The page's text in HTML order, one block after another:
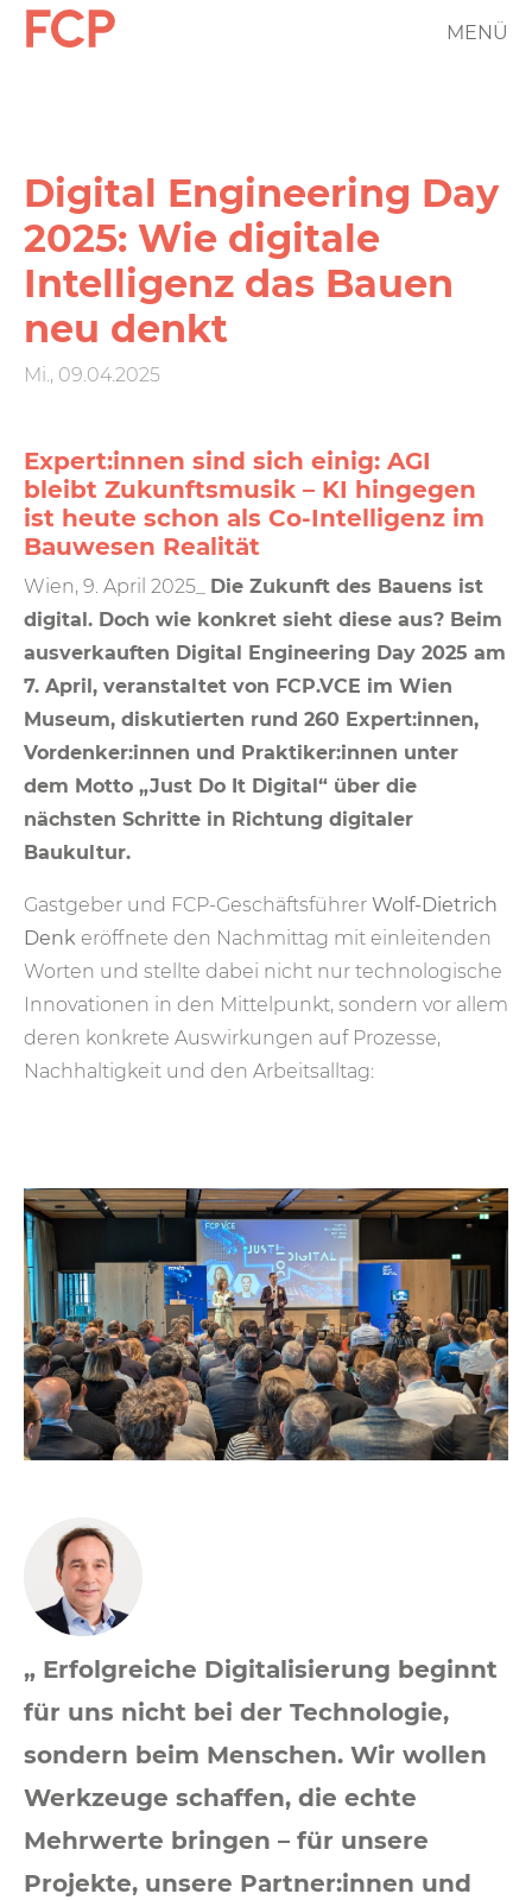
Direkt
zumFCP
Logo
MENÜ
Digital Engineering Day
2025: Wie digitale
Intelligenz das Bauen
neu denkt
Mi., 09.04.2025
Expert:innen sind sich einig: AGI
bleibt Zukunftsmusik – KI hingegen
ist heute schon als Co-Intelligenz im
Bauwesen Realität
Wien, 9. April 2025_ Die Zukunft des Bauens ist
digital. Doch wie konkret sieht diese aus? Beim
ausverkauften Digital Engineering Day 2025 am
7. April, veranstaltet von FCP.VCE im Wien
Museum, diskutierten rund 260 Expert:innen,
Vordenker:innen und Praktiker:innen unter
dem Motto „Just Do It Digital“ über die
nächsten Schritte in Richtung digitaler
Baukultur.
Gastgeber und FCP-Geschäftsführer Wolf-Dietrich
Denk eröffnete den Nachmittag mit einleitenden
Worten und stellte dabei nicht nur technologische
Innovationen in den Mittelpunkt, sondern vor allem
deren konkrete Auswirkungen auf Prozesse,
Nachhaltigkeit und den Arbeitsalltag:
„ Erfolgreiche Digitalisierung beginnt
für uns nicht bei der Technologie,
sondern beim Menschen. Wir wollen
Werkzeuge schaffen, die echte
Mehrwerte bringen – für unsere
Projekte, unsere Partner:innen und